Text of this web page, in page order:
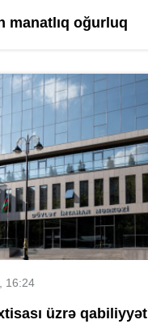
manatlıq oğurluq
16:24
üzrə qabiliyyət